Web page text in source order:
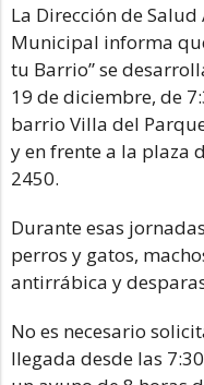
La Dirección de
Municipal informa
tu Barrio” se
19 de diciembre, de
barrio Villa del
y en frente a la plaza
2450.
Durante esas
perros y gatos,
antirrábica y
No es necesario
llegada desde las